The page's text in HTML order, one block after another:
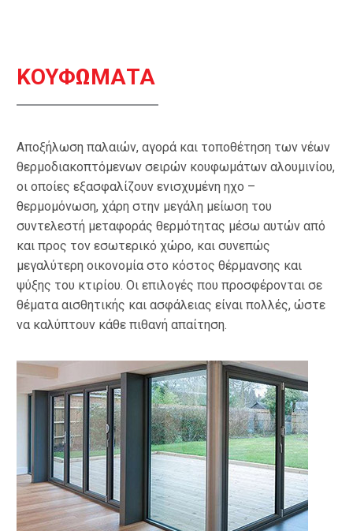
ΚΟΥΦΩΜΑΤΑ
Αποξήλωση παλαιών, αγορά και τοποθέτηση των νέων
θερμοδιακοπτόμενων σειρών κουφωμάτων αλουμινίου,
οι οποίες εξασφαλίζουν ενισχυμένη ηχο –
θερμομόνωση, χάρη στην μεγάλη μείωση του
συντελεστή μεταφοράς θερμότητας μέσω αυτών από
και προς τον εσωτερικό χώρο, και συνεπώς
μεγαλύτερη οικονομία στο κόστος θέρμανσης και
ψύξης του κτιρίου. Οι επιλογές που προσφέρονται σε
θέματα αισθητικής και ασφάλειας είναι πολλές, ώστε
να καλύπτουν κάθε πιθανή απαίτηση.